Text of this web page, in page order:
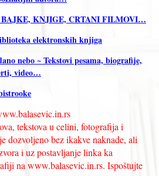
BAJKE, KNJIGE, CRTANI FILMOVI…
elektronskih knjiga
nebo ~ Tekstovi pesama, biografije,
video…
tekstova u celini, fotografija i
dozvoljeno bez ikakve naknade, ali
i uz postavljanje linka ka
na www.balasevic.in.rs. Ispoštujte